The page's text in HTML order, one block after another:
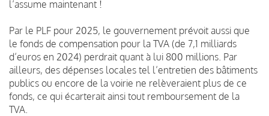
l’assume maintenant !
Par le PLF pour 2025, le gouvernement prévoit aussi que
le fonds de compensation pour la TVA (de 7,1 milliards
d’euros en 2024) perdrait quant à lui 800 millions. Par
ailleurs, des dépenses locales tel l’entretien des bâtiments
publics ou encore de la voirie ne relèveraient plus de ce
fonds, ce qui écarterait ainsi tout remboursement de la
TVA.